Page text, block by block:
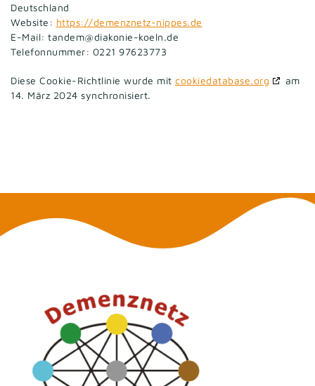
Deutschland
Website: https://demenznetz-nippes.de
E-Mail: tandem@diakonie-koeln.de
Telefonnummer: 0221 97623773
Diese Cookie-Richtlinie wurde mit cookiedatabase.org
am
14. März 2024 synchronisiert.